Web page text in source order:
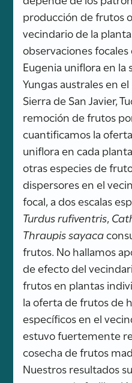
producción de frutos
vecindario de la
observaciones focales
Eugenia uniflora en la
Yungas australes en
Sierra de San Javier,
remoción de frutos
cuantificamos la
uniflora en cada
otras especies de
dispersores en el
focal, a dos escalas
Turdus rufiventris,
Thraupis sayaca
frutos. No hallamos
de efecto del
frutos en plantas
la oferta de frutos de
específicos en el
estuvo fuertemente
cosecha de frutos
Nuestros resultados